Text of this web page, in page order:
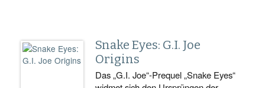
Snake Eyes: G.I. Joe
Origins
Das „G.I. Joe“-Prequel „Snake Eyes“